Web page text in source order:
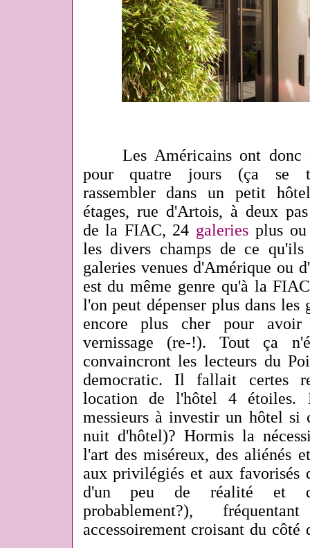
Les Américains ont donc
pour quatre jours (ça se
rassembler dans un petit
étages, rue d'Artois, à deux
de la FIAC, 24 galeries plus ou
les divers champs de ce
galeries venues d'Amérique ou
est du même genre qu'à la
l'on peut dépenser plus dans les
encore plus cher pour
vernissage (re-!). Tout ça
convaincront les lecteurs du
democratic. Il fallait certes
location de l'hôtel 4 étoiles.
messieurs à investir un hôtel
nuit d'hôtel)? Hormis la
l'art des miséreux, des aliénés
aux privilégiés et aux favorisés
d'un peu de réalité et
probablement?),
accessoirement croisant du